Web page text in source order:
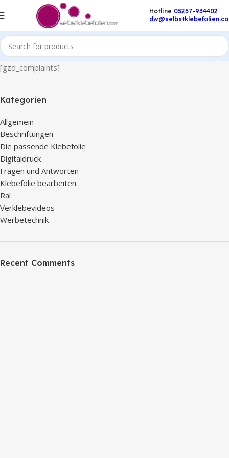
Hotline 05257-934402
[gzd_complaints]
Kategorien
Allgemein
Beschriftungen
Die passende Klebefolie
Digitaldruck
Fragen und Antworten
Klebefolie bearbeiten
Ral
Verklebevideos
Werbetechnik
Recent Comments